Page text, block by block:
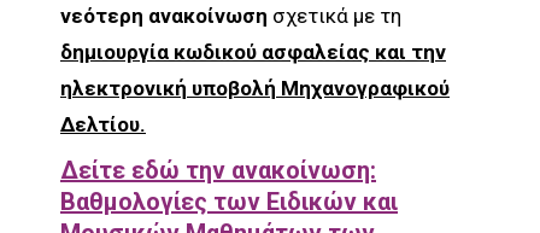
νεότερη ανακοίνωση σχετικά με τη
δημιουργία κωδικού ασφαλείας και την
ηλεκτρονική υποβολή Μηχανογραφικού
Δελτίου.
Δείτε εδώ την ανακοίνωση:
Βαθμολογίες των Ειδικών και